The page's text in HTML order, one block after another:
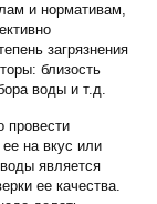
и нормативам,
загрязнения
близость
воды и т.д.
провести
на вкус или
является
ее качества.